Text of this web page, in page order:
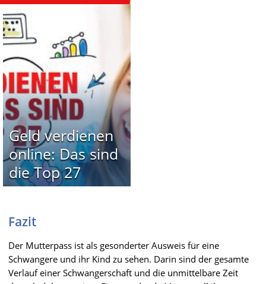
Geld verdienen
online: Das sind
die Top 27
Fazit
Der Mutterpass ist als gesonderter Ausweis für eine
Schwangere und ihr Kind zu sehen. Darin sind der gesamte
Verlauf einer Schwangerschaft und die unmittelbare Zeit